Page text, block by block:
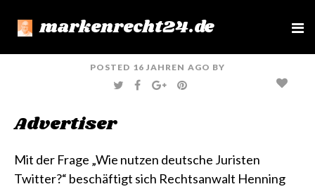
markenrecht24.de
e
POSTED 16 JAHREN AGO BY
T
W
E
F
A
G
O
P
I
Advertiser
Mit der Frage „Wie nutzen deutsche Juristen
Twitter?“ beschäftigt sich Rechtsanwalt Henning